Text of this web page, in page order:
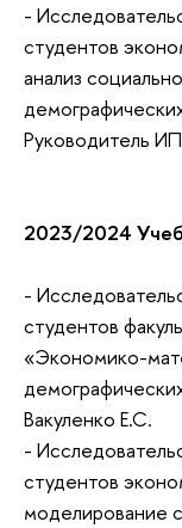
-
студентов
анализ
Руководитель
2023/2024
-
студентов
«Экономико-
Вакуленко Е.С.
-
студентов
моделирование